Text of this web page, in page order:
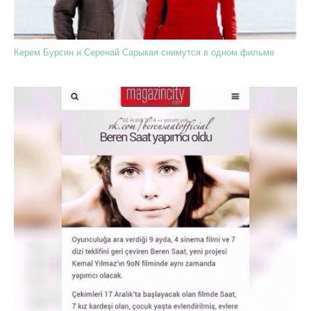
Керем Бурсин и Серенай Сарыкая снимутся в одном фильме